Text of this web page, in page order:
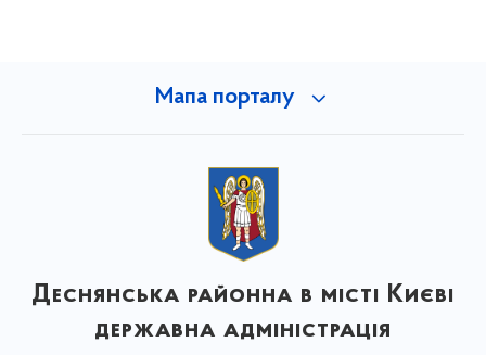
Мапа порталу
Деснянська районна в місті Києві
державна адміністрація